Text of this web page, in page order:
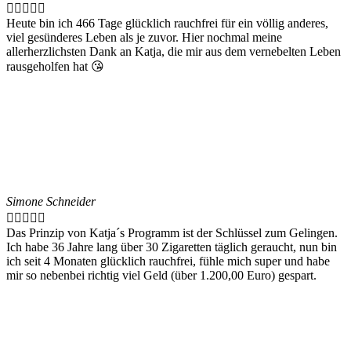
    
Heute bin ich 466 Tage glücklich rauchfrei für ein völlig anderes,
viel gesünderes Leben als je zuvor. Hier nochmal meine
allerherzlichsten Dank an Katja, die mir aus dem vernebelten Leben
rausgeholfen hat 😘
Simone Schneider
    
Das Prinzip von Katja´s Programm ist der Schlüssel zum Gelingen.
Ich habe 36 Jahre lang über 30 Zigaretten täglich geraucht, nun bin
ich seit 4 Monaten glücklich rauchfrei, fühle mich super und habe
mir so nebenbei richtig viel Geld (über 1.200,00 Euro) gespart.